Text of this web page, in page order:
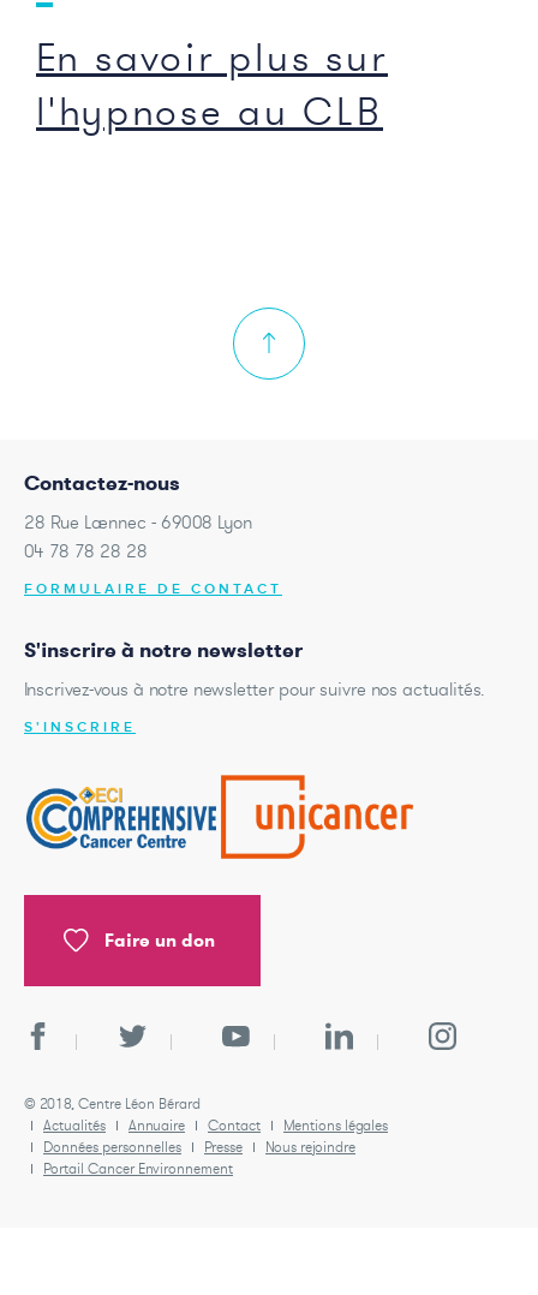
En savoir plus sur
l'hypnose au CLB
Contactez-nous
28 Rue Laennec - 69008 Lyon
04 78 78 28 28
FORMULAIRE DE CONTACT
S'inscrire à notre newsletter
Inscrivez-vous à notre newsletter pour suivre nos actualités.
S'INSCRIRE
Faire un don
© 2018, Centre Léon Bérard
Actualités
Annuaire Contact
Mentions légales
Données personnelles
Presse
Nous rejoindre
Portail Cancer Environnement